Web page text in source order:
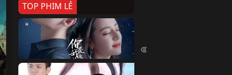
TOP PHIM LẺ